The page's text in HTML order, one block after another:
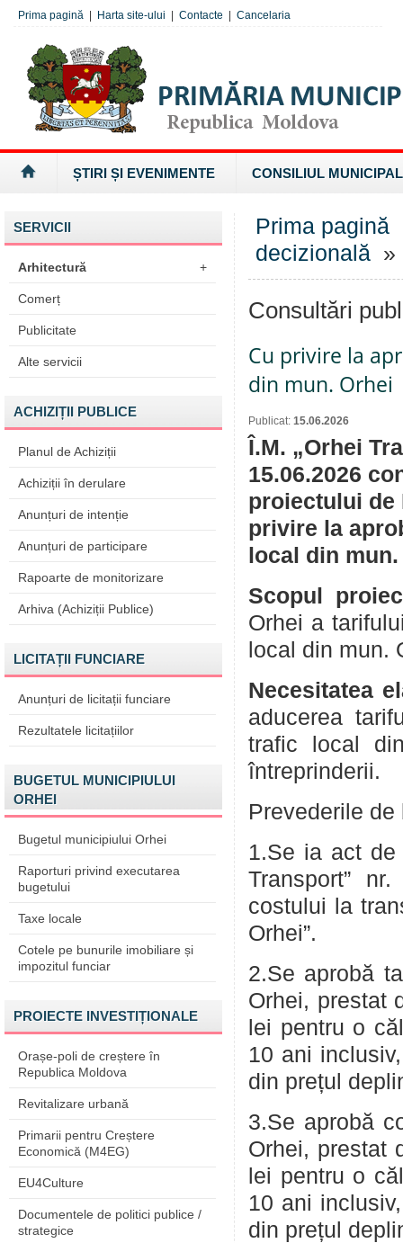
Prima pagină Harta site-ului Contacte Cancelaria
ȘTIRI ȘI EVENIMENTE CONSILIUL MUNICIPAL
SERVICII
Arhitectură +
Comerț
Publicitate
Alte servicii
ACHIZIȚII PUBLICE
Planul de Achiziții
Achiziții în derulare
Anunțuri de intenție
Anunțuri de participare
Rapoarte de monitorizare
Arhiva (Achiziții Publice)
LICITAȚII FUNCIARE
Anunțuri de licitații funciare
Rezultatele licitațiilor
BUGETUL MUNICIPIULUI
ORHEI
Bugetul municipiului Orhei
Raporturi privind executarea
bugetului
Taxe locale
Cotele pe bunurile imobiliare și
impozitul funciar
PROIECTE INVESTIȚIONALE
Orașe-poli de creștere în
Republica Moldova
Revitalizare urbană
Primarii pentru Creștere
Economică (M4EG)
EU4Culture
Documentele de politici publice /
strategice
Prima pagină
decizională »
Consultări
Cu privire la
din mun. Orhei
Publicat: 15.06.2026
Î.M. „Orhei
15.06.2026
proiectului de
privire la
local din
Scopul
Orhei a
local din mun.
Necesitatea
aducerea
trafic local
întreprinderii.
Prevederile
1.Se ia act de
Transport”
costului la
Orhei”.
2.Se aprobă
Orhei, prestat
lei pentru o
10 ani
din prețul
3.Se aprobă
Orhei, prestat
lei pentru o
10 ani
din prețul